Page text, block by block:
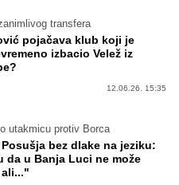
transfera
pojačava klub koji je
izbacio Velež iz
12.06.26. 15:35
utakmicu protiv Borca
bez dlake na jeziku:
da u Banja Luci ne može
ali..."